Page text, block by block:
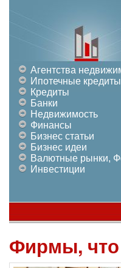
Агентства
Ипотечные кредиты
Кредиты
Банки
Недвижимость
Финансы
Бизнес статьи
Бизнес идеи
Валютные рынки,
Инвестиции
Фирмы, что